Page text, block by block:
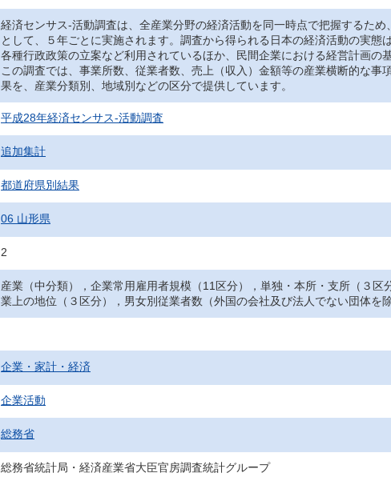
経済センサス‐活動調査は、全産業分野の経済活動を同一時点で把握するた
として、５年ごとに実施されます。調査から得られる日本の経済活動の実
各種行政政策の立案など利用されているほか、民間企業における経営計画の
この調査では、事業所数、従業者数、売上（収入）金額等の産業横断的な
果を、産業分類別、地域別などの区分で提供しています。
平成28年経済センサス‐活動調査
追加集計
都道府県別結果
06 山形県
2
産業（中分類），企業常用雇用者規模（11区分），単独・本所・支所（３
業上の地位（３区分），男女別従業者数（外国の会社及び法人でない団体を
企業・家計・経済
企業活動
総務省
総務省統計局・経済産業省大臣官房調査統計グループ